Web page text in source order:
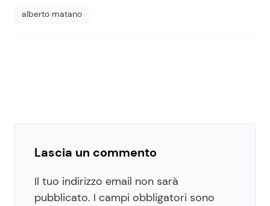
alberto matano
Lascia un commento
Il tuo indirizzo email non sarà
pubblicato. I campi obbligatori sono